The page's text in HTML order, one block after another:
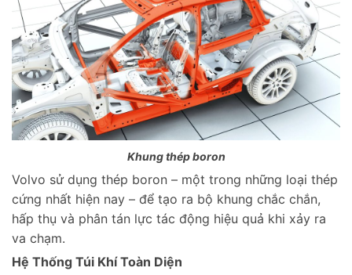
Khung thép boron
Volvo sử dụng thép boron – một trong những loại thép
cứng nhất hiện nay – để tạo ra bộ khung chắc chắn,
hấp thụ và phân tán lực tác động hiệu quả khi xảy ra
va chạm.
Hệ Thống Túi Khí Toàn Diện